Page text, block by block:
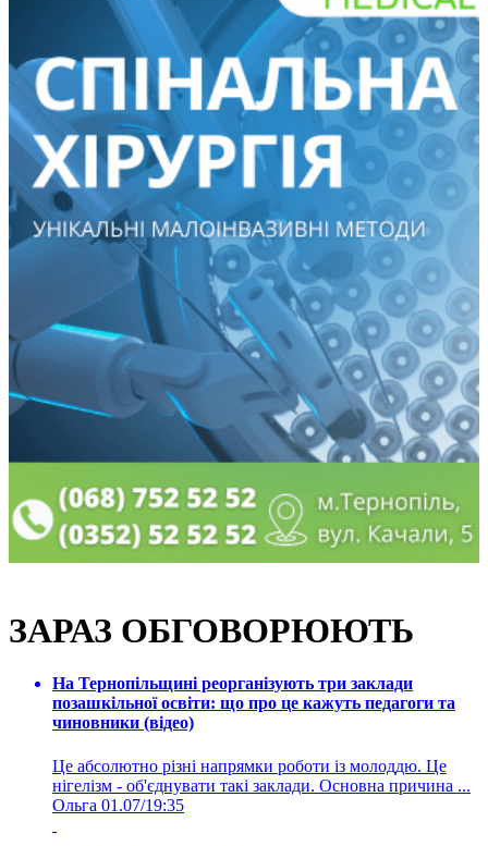
ЗАРАЗ ОБГОВОРЮЮТЬ
На Тернопільщині реорганізують три заклади
позашкільної освіти: що про це кажуть педагоги та
чиновники (відео)
Це абсолютно різні напрямки роботи із молоддю. Це
нігелізм - об'єднувати такі заклади. Основна причина ...
Ольга 01.07/19:35